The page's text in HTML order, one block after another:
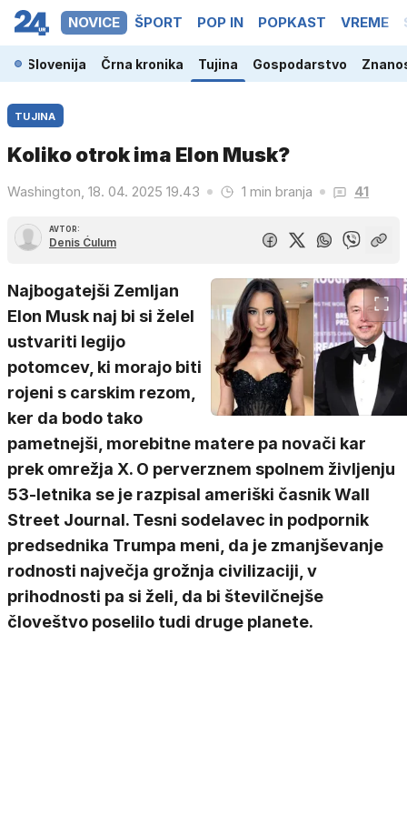
NOVICE ŠPORT POP IN POPKAST VREME
Slovenija Črna kronika Tujina Gospodarstvo
TUJINA
Koliko otrok ima Elon Musk?
Washington, 18. 04. 2025 19.43 1 min branja 41
AVTOR:
Denis Ćulum
Najbogatejši Zemljan
Elon Musk naj bi si želel
ustvariti legijo
potomcev, ki morajo biti
rojeni s carskim rezom,
ker da bodo tako
pametnejši, morebitne matere pa novači kar
prek omrežja X. O perverznem spolnem življenju
53-letnika se je razpisal ameriški časnik Wall
Street Journal. Tesni sodelavec in podpornik
predsednika Trumpa meni, da je zmanjševanje
rodnosti največja grožnja civilizaciji, v
prihodnosti pa si želi, da bi številčnejše
človeštvo poselilo tudi druge planete.